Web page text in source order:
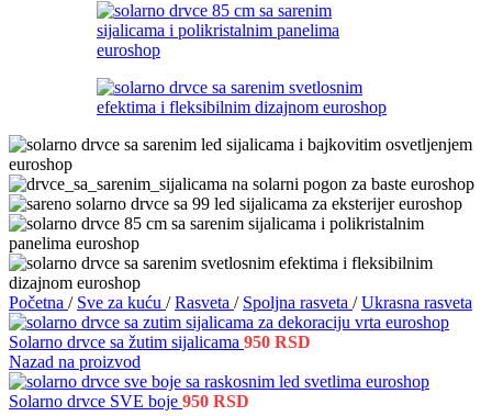
Početna / Sve za kuću / Rasveta / Spoljna rasveta / Ukrasna rasveta
Solarno drvce sa žutim sijalicama 950 RSD
Nazad na proizvod
Solarno drvce SVE boje 950 RSD